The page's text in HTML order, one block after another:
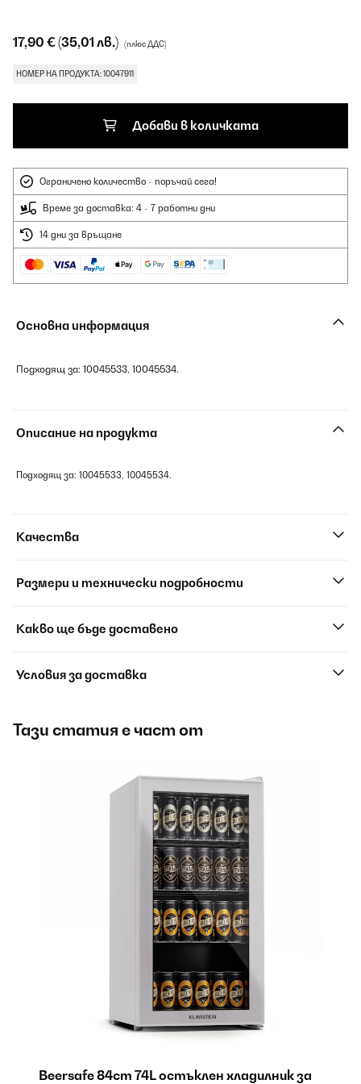
17,90 €(35,01 лв.) (плюс ДДС)
НОМЕР НА ПРОДУКТА: 10047911
Добави в количката
Ограничено количество - поръчай сега!
Време за доставка: 4 - 7 работни дни
14 дни за връщане
Основна информация
Подходящ за: 10045533, 10045534.
Описание на продукта
Подходящ за: 10045533, 10045534.
Качества
Размери и технически подробности
Какво ще бъде доставено
Условия за доставка
Тази статия е част от
Beersafe 84cm 74L остъклен хладилник за